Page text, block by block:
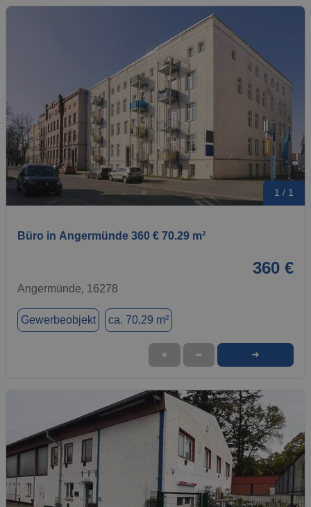
1 / 1
Büro in Angermünde 360 € 70.29 m²
360 €
Angermünde, 16278
Gewerbeobjekt ca. 70,29 m²
★ ➦ ➜